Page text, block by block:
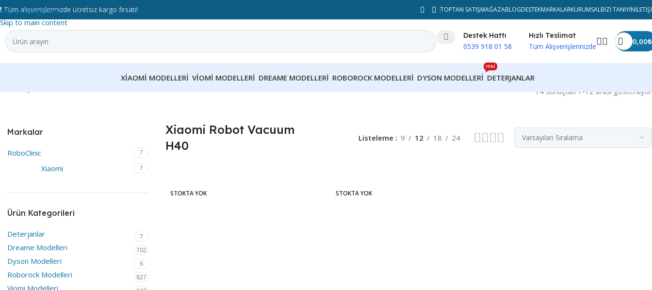
Skip to navigation
Skip to main content
Tüm alışverişlerinizde ücretsiz kargo fırsatı! TOPTAN SATIŞMAĞAZABLOGDESTEKMARKALARKURUMSALBIZI TANIYIN
Destek Hattı
0539 918 01 58
Hızlı Teslimat
Tüm Alışverişlerinizde
0,00₺
XIAOMI MODELLERI VIOMI MODELLERI DREAME MODELLERI ROBOROCK MODELLERI DYSON MODELLERI DETERJANLAR
YENİ
14 sonuçtan 1-12 arası gösteriliyor
Markalar
RoboClinic 7
Xiaomi 7
Ürün Kategorileri
Deterjanlar 7
Dreame Modelleri 702
Dyson Modelleri 6
Roborock Modelleri 827
Viomi Modelleri
Xiaomi Robot Vacuum
H40
Listeleme 9 12 18 24
STOKTA YOK STOKTA YOK